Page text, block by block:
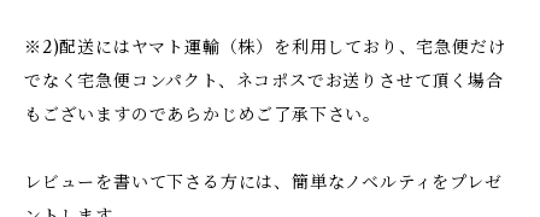
※2)配送にはヤマト運輸（株）を利用しており、宅急便だけ
でなく宅急便コンパクト、ネコポスでお送りさせて頂く場合
もございますのであらかじめご了承下さい。
レビューを書いて下さる方には、簡単なノベルティをプレゼ